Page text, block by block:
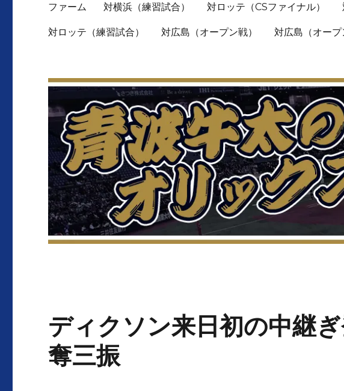
ファーム 対横浜（練習試合） 対ロッテ（CSファイナル）
対ロッテ（練習試合） 対広島（オープン戦） 対広島（オープ
ディクソン来日初の中継
奪三振